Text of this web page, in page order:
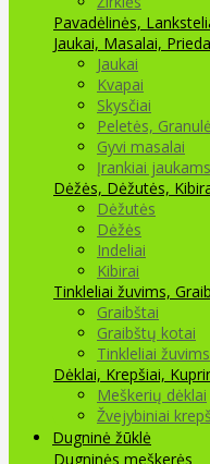
Pavadėlinės,
Jaukai, Masalai,
Jaukai
Kvapai
Skysčiai
Peletės,
Gyvi masalai
Įrankiai jaukams
Dėžės, Dėžutės,
Dėžutės
Dėžės
Indeliai
Kibirai
Tinkleliai žuvims,
Graibštai
Graibštų kotai
Tinkleliai žuvims
Dėklai, Krepšiai,
Meškerių dėklai
Žvejybiniai
Dugninė žūklė
Dugninės meškerės